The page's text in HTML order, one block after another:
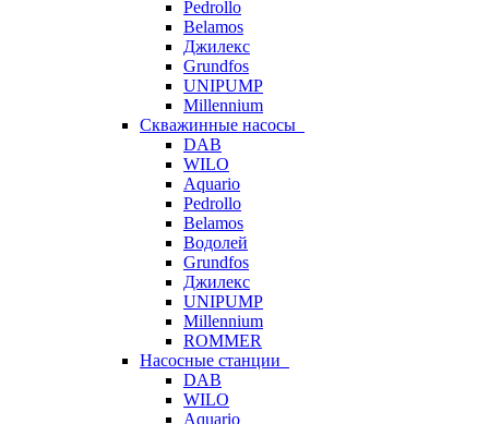
Pedrollo
Belamos
Джилекс
Grundfos
UNIPUMP
Millennium
Скважинные насосы
DAB
WILO
Aquario
Pedrollo
Belamos
Водолей
Grundfos
Джилекс
UNIPUMP
Millennium
ROMMER
Насосные станции
DAB
WILO
Aquario